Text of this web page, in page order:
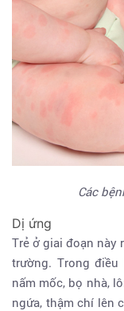
Các
Dị ứng
Trẻ ở giai đoạn này
trường. Trong
nấm mốc, bọ nhà,
ngứa, thậm chí lên